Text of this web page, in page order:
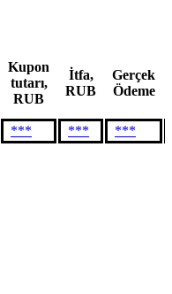
Kupon
tutarı,
RUB
İtfa,
RUB
Gerçek
Ödeme
*** ***
***